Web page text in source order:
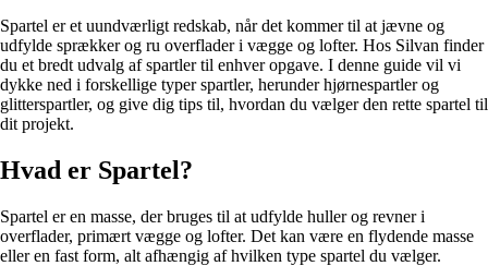
Spartel er et uundværligt redskab, når det kommer til at jævne og
udfylde sprækker og ru overflader i vægge og lofter. Hos Silvan finder
du et bredt udvalg af spartler til enhver opgave. I denne guide vil vi
dykke ned i forskellige typer spartler, herunder hjørnespartler og
glitterspartler, og give dig tips til, hvordan du vælger den rette spartel til
dit projekt.
Hvad er Spartel?
Spartel er en masse, der bruges til at udfylde huller og revner i
overflader, primært vægge og lofter. Det kan være en flydende masse
eller en fast form, alt afhængig af hvilken type spartel du vælger.